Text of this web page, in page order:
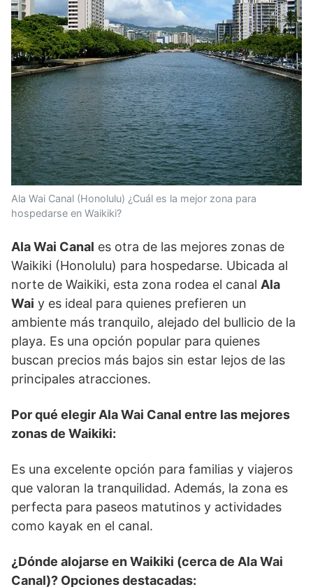
Ala Wai Canal (Honolulu) ¿Cuál es la mejor zona para
hospedarse en Waikiki?
Ala Wai Canal es otra de las mejores zonas de
Waikiki (Honolulu) para hospedarse. Ubicada al
norte de Waikiki, esta zona rodea el canal Ala
Wai y es ideal para quienes prefieren un
ambiente más tranquilo, alejado del bullicio de la
playa. Es una opción popular para quienes
buscan precios más bajos sin estar lejos de las
principales atracciones.
Por qué elegir Ala Wai Canal entre las mejores
zonas de Waikiki:
Es una excelente opción para familias y viajeros
que valoran la tranquilidad. Además, la zona es
perfecta para paseos matutinos y actividades
como kayak en el canal.
¿Dónde alojarse en Waikiki (cerca de Ala Wai
Canal)? Opciones destacadas: